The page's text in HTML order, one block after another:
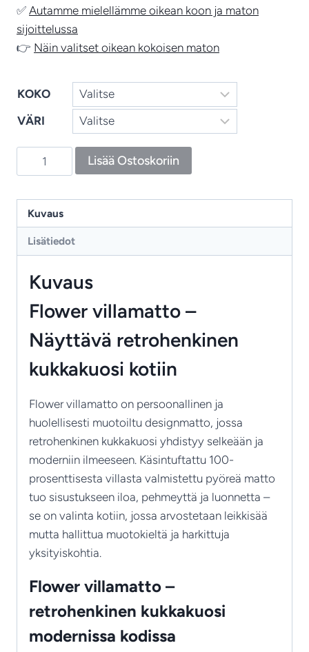
✅ Autamme mielellämme oikean koon ja maton
sijoittelussa
👉 Näin valitset oikean kokoisen maton
KOKO
VÄRI
Flower
–
villamatto
lastenhuoneeseen
kotiin
määrä
Lisää Ostoskoriin
Kuvaus
Lisätiedot
Kuvaus
Flower villamatto –
Näyttävä retrohenkinen
kukkakuosi kotiin
Flower villamatto on persoonallinen ja
huolellisesti muotoiltu designmatto, jossa
retrohenkinen kukkakuosi yhdistyy selkeään ja
moderniin ilmeeseen. Käsintuftattu 100-
prosenttisesta villasta valmistettu pyöreä matto
tuo sisustukseen iloa, pehmeyttä ja luonnetta –
se on valinta kotiin, jossa arvostetaan leikkisää
mutta hallittua muotokieltä ja harkittuja
yksityiskohtia.
Flower villamatto –
retrohenkinen kukkakuosi
modernissa kodissa